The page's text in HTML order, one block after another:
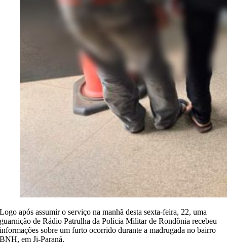
Logo após assumir o serviço na manhã desta sexta-feira, 22, uma
guarnição de Rádio Patrulha da Polícia Militar de Rondônia recebeu
informações sobre um furto ocorrido durante a madrugada no bairro
BNH, em Ji-Paraná.